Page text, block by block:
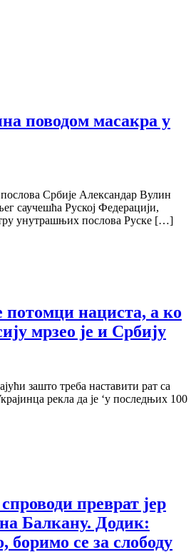
поводом масакра у
Србије Александар Вулин
саучешћа Руској Федерацији,
унутрашњих послова Руске […]
нациста, а ко
мрзео је и Србију
зашто треба наставити рат са
рекла да је ‘у последњих 100
преврат јер
Балкану. Додик:
се за слободу